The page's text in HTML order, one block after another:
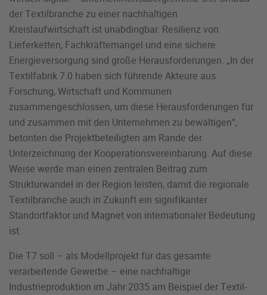
der Textilbranche zu einer nachhaltigen
Kreislaufwirtschaft ist unabdingbar. Resilienz von
Lieferketten, Fachkräftemangel und eine sichere
Energieversorgung sind große Herausforderungen. „In der
Textilfabrik 7.0 haben sich führende Akteure aus
Forschung, Wirtschaft und Kommunen
zusammengeschlossen, um diese Herausforderungen für
und zusammen mit den Unternehmen zu bewältigen“,
betonten die Projektbeteiligten am Rande der
Unterzeichnung der Kooperationsvereinbarung. Auf diese
Weise werde man einen zentralen Beitrag zum
Strukturwandel in der Region leisten, damit die regionale
Textilbranche auch in Zukunft ein signifikanter
Standortfaktor und Magnet von internationaler Bedeutung
ist.
Die T7 soll – als Modellprojekt für das gesamte
verarbeitende Gewerbe – eine nachhaltige
Industrieproduktion im Jahr 2035 am Beispiel der Textil-